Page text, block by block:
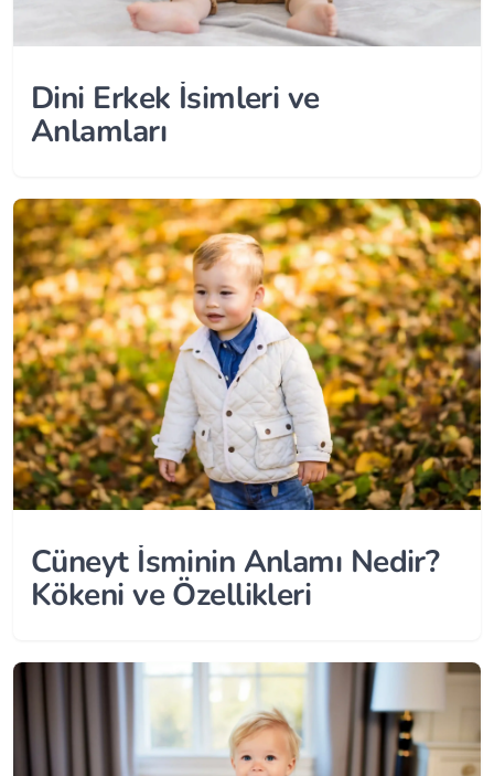
Dini Erkek İsimleri ve
Anlamları
Cüneyt İsminin Anlamı Nedir?
Kökeni ve Özellikleri